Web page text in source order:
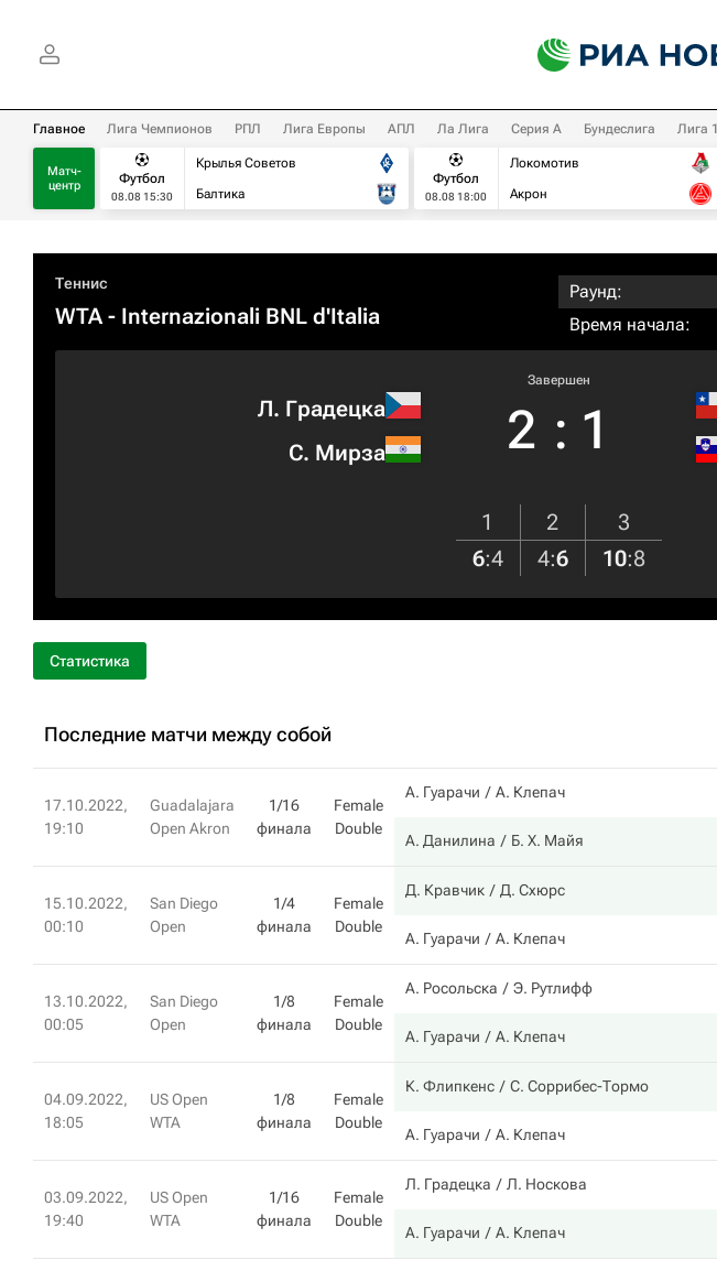
Главное Лига Чемпионов РПЛ Лига Европы АПЛ Ла Лига Серия А Бундеслига Лига 1
Матч-
центр
Футбол
08.08 15:30
Крылья Советов
Балтика
Футбол
08.08 18:00
Локомотив
Акрон
Теннис
WTA- Internazionali BNL d'Italia
Раунд:
Время начала:
Л. Градецка
С. Мирза
Завершен
2 : 1
1 2
3
6:4 4:6 10:8
Статистика
Последние матчи между собой
17.10.2022,
19:10
Guadalajara
Open Akron
1/16
финала
Female
Double
А. Гуарачи А. Клепач
А. Данилина Б. Х. Майя
15.10.2022,
00:10
San Diego
Open
1/4
финала
Female
Double
Д. Кравчик Д. Схюрс
А. Гуарачи А. Клепач
13.10.2022,
00:05
San Diego
Open
1/8
финала
Female
Double
А. Росольска Э. Рутлифф
А. Гуарачи А. Клепач
04.09.2022,
18:05
US Open
WTA
1/8
финала
Female
Double
К. Флипкенс С. Соррибес-Тормо
А. Гуарачи А. Клепач
03.09.2022,
19:40
US Open
WTA
1/16
финала
Female
Double
Л. Градецка Л. Носкова
А. Гуарачи А. Клепач